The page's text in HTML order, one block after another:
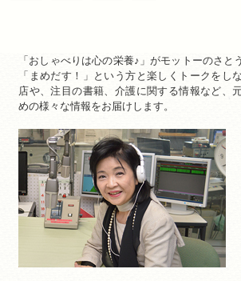
「おしゃべりは心の栄養♪」がモットーのさと
「まめだす！」という方と楽しくトークをし
店や、注目の書籍、介護に関する情報など、
めの様々な情報をお届けします。